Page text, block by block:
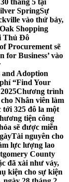
tháng 5 tại
SpringSự
vào thứ bảy,
Shopping
Thủ Đô
Procurement sẽ
for Business’ vào
Adoption
“Find Your
Chương trình
Nhân viên làm
325 đô la một
tiện công
sẽ được miễn
Tài nguyên cho
lực lượng lao
County
đã xài như váy,
kiện cho sự kiện